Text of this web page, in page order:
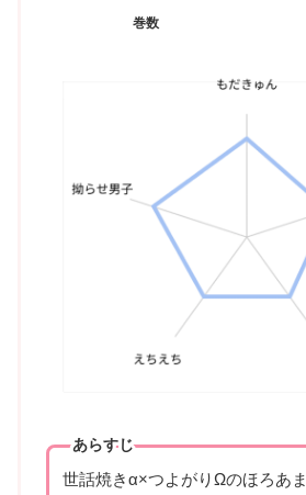
巻数
あらすじ
世話焼きα×つよがりΩのほろあ